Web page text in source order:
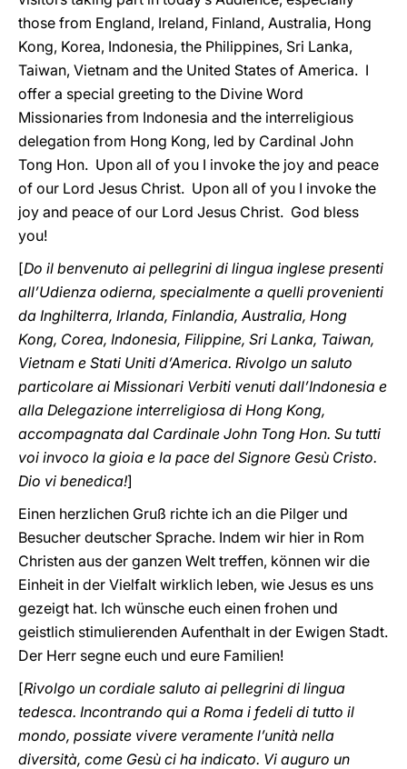
those from England, Ireland, Finland, Australia, Hong
Kong, Korea, Indonesia, the Philippines, Sri Lanka,
Taiwan, Vietnam and the United States of America. I
offer a special greeting to the Divine Word
Missionaries from Indonesia and the interreligious
delegation from Hong Kong, led by Cardinal John
Tong Hon. Upon all of you I invoke the joy and peace
of our Lord Jesus Christ. Upon all of you I invoke the
joy and peace of our Lord Jesus Christ. God bless
you!
[Do il benvenuto ai pellegrini di lingua inglese presenti
all’Udienza odierna, specialmente a quelli provenienti
da Inghilterra, Irlanda, Finlandia, Australia, Hong
Kong, Corea, Indonesia, Filippine, Sri Lanka, Taiwan,
Vietnam e Stati Uniti d’America. Rivolgo un saluto
particolare ai Missionari Verbiti venuti dall’Indonesia e
alla Delegazione interreligiosa di Hong Kong,
accompagnata dal Cardinale John Tong Hon. Su tutti
voi invoco la gioia e la pace del Signore Gesù Cristo.
Dio vi benedica!]
Einen herzlichen Gruß richte ich an die Pilger und
Besucher deutscher Sprache. Indem wir hier in Rom
Christen aus der ganzen Welt treffen, können wir die
Einheit in der Vielfalt wirklich leben, wie Jesus es uns
gezeigt hat. Ich wünsche euch einen frohen und
geistlich stimulierenden Aufenthalt in der Ewigen Stadt.
Der Herr segne euch und eure Familien!
[Rivolgo un cordiale saluto ai pellegrini di lingua
tedesca. Incontrando qui a Roma i fedeli di tutto il
mondo, possiate vivere veramente l’unità nella
diversità, come Gesù ci ha indicato. Vi auguro un